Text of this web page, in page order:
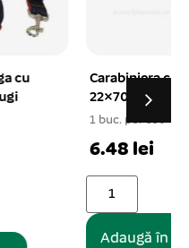
Carabiniera cleste
22×70 mm
Adaugă în coș